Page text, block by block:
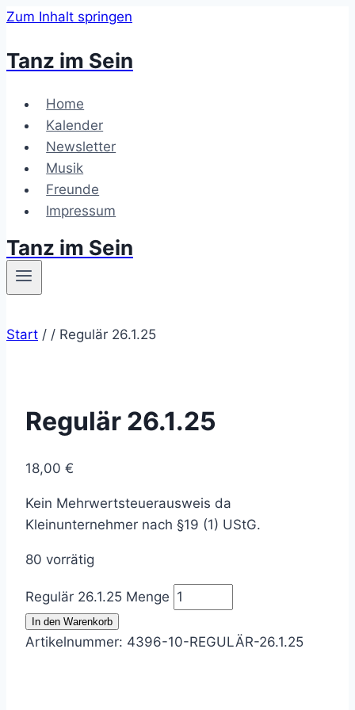
Zum Inhalt springen
Tanz im Sein
Home
Kalender
Newsletter
Musik
Freunde
Impressum
Tanz im Sein
Start / / Regulär 26.1.25
Regulär 26.1.25
18,00 €
Kein Mehrwertsteuerausweis da
Kleinunternehmer nach §19 (1) UStG.
80 vorrätig
Regulär 26.1.25 Menge
In den Warenkorb
Artikelnummer: 4396-10-REGULÄR-26.1.25